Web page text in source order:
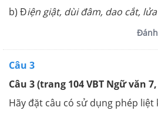
b) Điện giật, dùi đâm, dao cắt,
Câu 3
Câu 3 (trang 104 VBT Ngữ văn
Hãy đặt câu có sử dụng phép liệt